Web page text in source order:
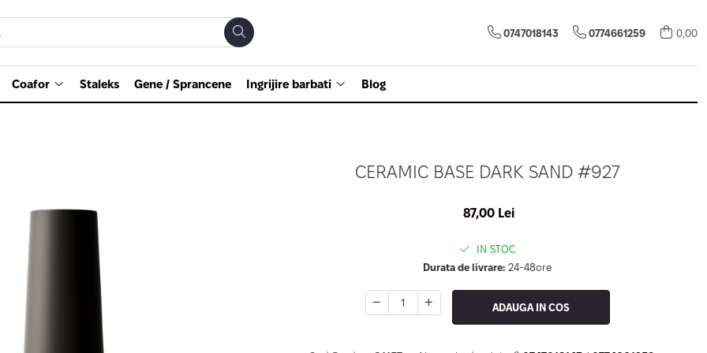
0747018143 0774661259 0,00
Coafor Staleks Gene / Sprancene Ingrijire barbati Blog
CERAMIC BASE DARK SAND #927
87,00 Lei
IN STOC
Durata de livrare: 24-48ore
ADAUGA IN COS